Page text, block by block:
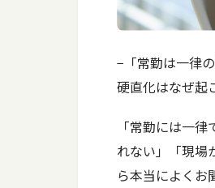
−「常勤は一律
硬直化はなぜ起
「常勤には一
れない」「現場
ら本当によくお